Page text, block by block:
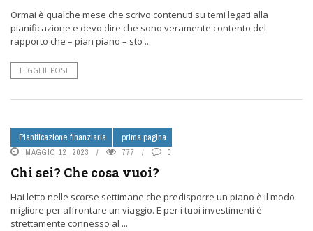
Ormai è qualche mese che scrivo contenuti su temi legati alla
pianificazione e devo dire che sono veramente contento del
rapporto che – pian piano – sto ...
LEGGI IL POST
Pianificazione finanziaria prima pagina
MAGGIO 12, 2023 777 0
Chi sei? Che cosa vuoi?
Hai letto nelle scorse settimane che predisporre un piano è il modo
migliore per affrontare un viaggio. E per i tuoi investimenti è
strettamente connesso al ...